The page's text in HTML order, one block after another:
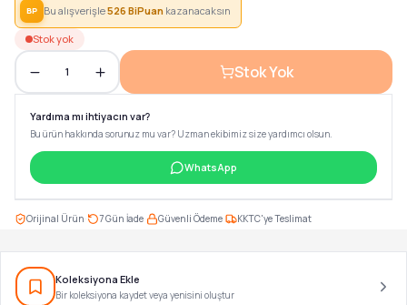
BP Bu alışverişle526 BiPuan kazanacaksın
Stok yok
1 Stok Yok
Yardıma mı ihtiyacın var?
Bu ürün hakkında sorunuz mu var? Uzman ekibimiz size yardımcı olsun.
WhatsApp
Orijinal Ürün 7 Gün İade Güvenli Ödeme KKTC'ye Teslimat
Koleksiyona Ekle
Bir koleksiyona kaydet veya yenisini oluştur